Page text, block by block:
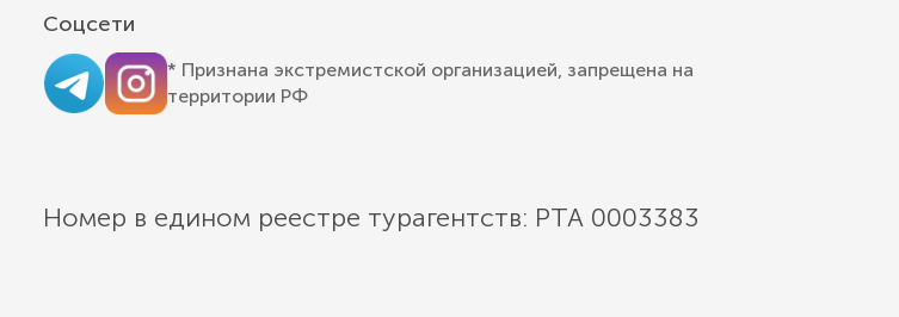
Соцсети
* Признана экстремистской организацией, запрещена на
территории РФ
Номер в едином реестре турагентств: РТА 0003383